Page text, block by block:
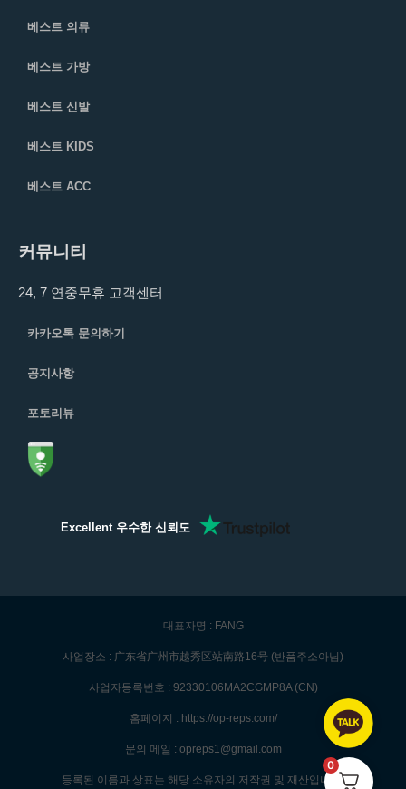
베스트 의류
베스트 가방
베스트 신발
베스트 KIDS
베스트 ACC
커뮤니티
24, 7 연중무휴 고객센터
카카오톡 문의하기
공지사항
포토리뷰
Excellent 우수한 신뢰도
대표자명 : FANG
사업장소 : 广东省广州市越秀区站南路16号 (반품주소아님)
사업자등록번호 : 92330106MA2CGMP8A (CN)
홈페이지 : https://op-reps.com/
문의 메일 : opreps1@gmail.com
등록된 이름과 상표는 해당 소유자의 저작권 및 재산입니다.
0